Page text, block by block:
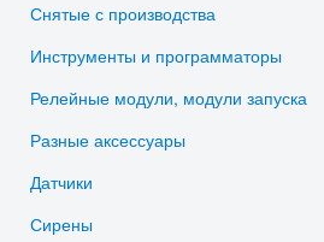
Снятые с производства
Инструменты и программаторы
Релейные модули, модули запуска
Разные аксессуары
Датчики
Сирены